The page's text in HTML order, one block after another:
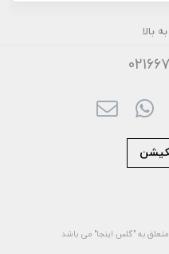
بالا
به "گلس اینجا" می باشد